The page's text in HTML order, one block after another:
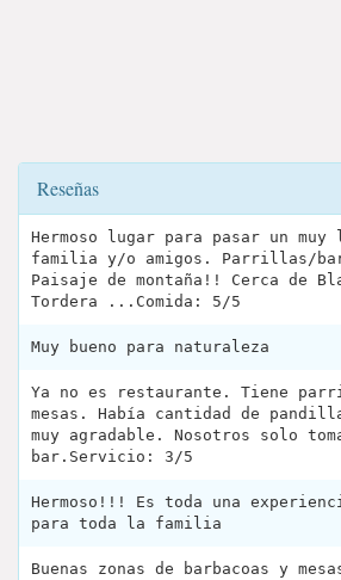
Reseñas
Hermoso lugar para pasar un
familia y/o amigos. Parrillas/
Paisaje de montaña!! Cerca de
Tordera ...Comida: 5/5
Muy bueno para naturaleza
Ya no es restaurante. Tiene
mesas. Había cantidad de
muy agradable. Nosotros solo
bar.Servicio: 3/5
Hermoso!!! Es toda una
para toda la familia
Buenas zonas de barbacoas y